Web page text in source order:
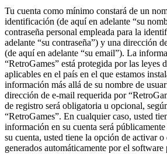
Tu cuenta como mínimo constará de un
identificación (de aquí en adelante “su
contraseña personal empleada para la
adelante “su contraseña”) y una dirección
(de aquí en adelante “su email”). La
“RetroGames” está protegida por las leyes
aplicables en el país en el que estamos
información más allá de su nombre de
dirección de e-mail requerida por
de registro será obligatoria u opcional,
“RetroGames”. En cualquier caso, usted
información en su cuenta será
su cuenta, usted tiene la opción de activar
generados automáticamente por el